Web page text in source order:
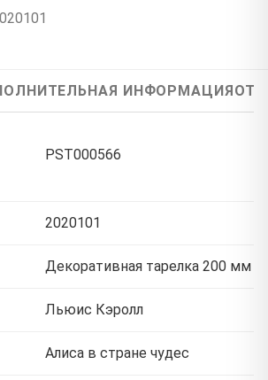
ИНФОРМАЦИЯ
PST000566
2020101
Декоративная тарелка 200 мм
Льюис Кэролл
Алиса в стране чудес